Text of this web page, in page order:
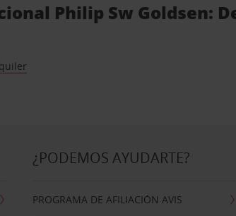
Philip Sw Goldsen:
¿PODEMOS AYUDARTE?
PROGRAMA DE AFILIACIÓN AVIS